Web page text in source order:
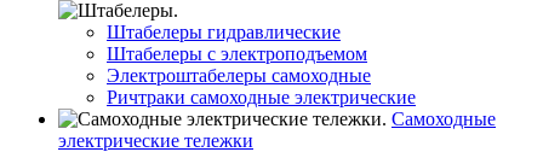
Штабелеры гидравлические
Штабелеры с электроподъемом
Электроштабелеры самоходные
Ричтраки самоходные электрические
Самоходные
электрические тележки